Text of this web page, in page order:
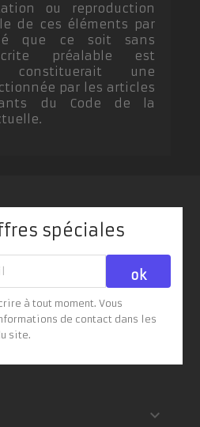
ou reproduction
de ces éléments par
que ce soit sans
préalable est
une
par les articles
du Code de la
spéciales
à tout moment. Vous
de contact dans les
site.
